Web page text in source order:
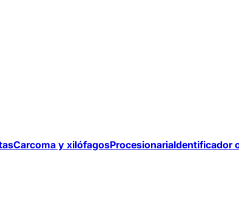
Carcoma y xilófagosProcesionariaIdentificador